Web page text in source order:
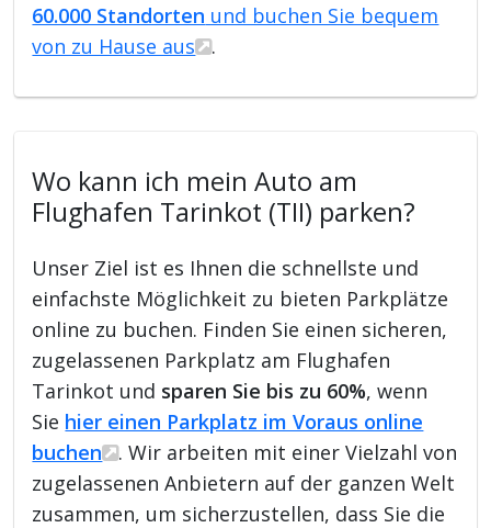
60.000 Standorten und buchen Sie bequem
von zu Hause aus
.
Wo kann ich mein Auto am
Flughafen Tarinkot (TII) parken?
Unser Ziel ist es Ihnen die schnellste und
einfachste Möglichkeit zu bieten Parkplätze
online zu buchen. Finden Sie einen sicheren,
zugelassenen Parkplatz am Flughafen
Tarinkot und sparen Sie bis zu 60%, wenn
Sie hier einen Parkplatz im Voraus online
buchen
. Wir arbeiten mit einer Vielzahl von
zugelassenen Anbietern auf der ganzen Welt
zusammen, um sicherzustellen, dass Sie die